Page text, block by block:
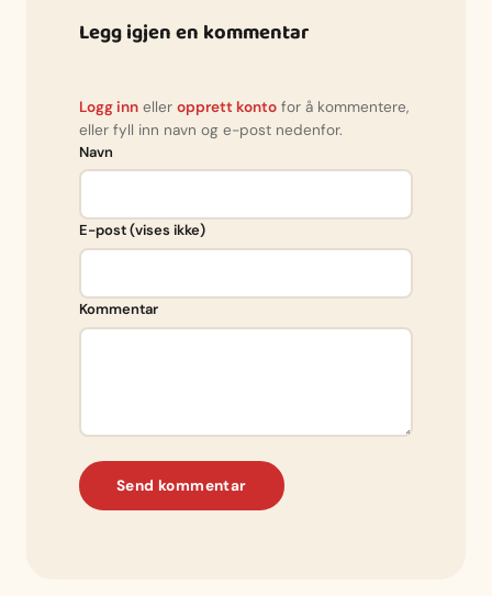
Legg igjen en kommentar
Logg inn eller opprett konto for å kommentere,
eller fyll inn navn og e-post nedenfor.
Kommentar
Navn
E-post (vises ikke)
Send kommentar